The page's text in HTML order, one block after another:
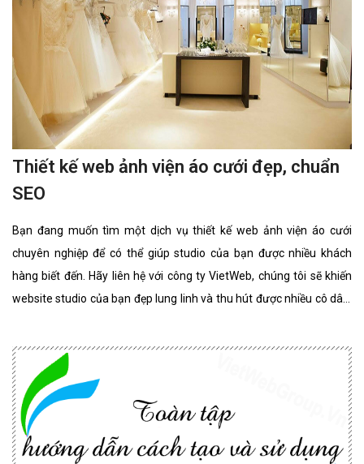
Thiết kế web ảnh viện áo cưới đẹp, chuẩn
SEO
Bạn đang muốn tìm một dịch vụ thiết kế web ảnh viện áo cưới
chuyên nghiệp để có thể giúp studio của bạn được nhiều khách
hàng biết đến. Hãy liên hệ với công ty VietWeb, chúng tôi sẽ khiến
website studio của bạn đẹp lung linh và thu hút được nhiều cô dâu,